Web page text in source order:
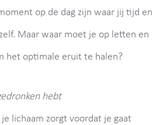
op de dag zijn waar jij tijd en
Maar waar moet je op letten en
het optimale eruit te halen?
hebt
lichaam zorgt voordat je gaat